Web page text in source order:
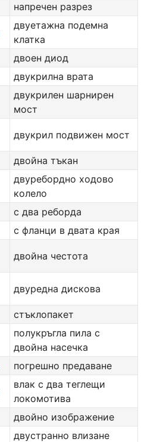
напречен разрез
двуетажна подемна
клатка
двоен диод
двукрилна врата
двукрилен шарнирен
мост
двукрил подвижен мост
двойна тъкан
двуребордно ходово
колело
с два реборда
с фланци в двата края
двойна честота
двуредна дискова
стъклопакет
полукръгла пила с
двойна насечка
погрешно предаване
влак с два теглещи
локомотива
двойно изображение
двустранно влизане